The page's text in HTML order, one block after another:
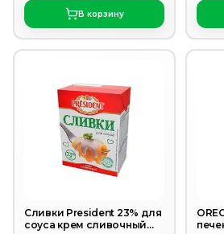
В корзину
Сливки President 23% для
соуса крем сливочный